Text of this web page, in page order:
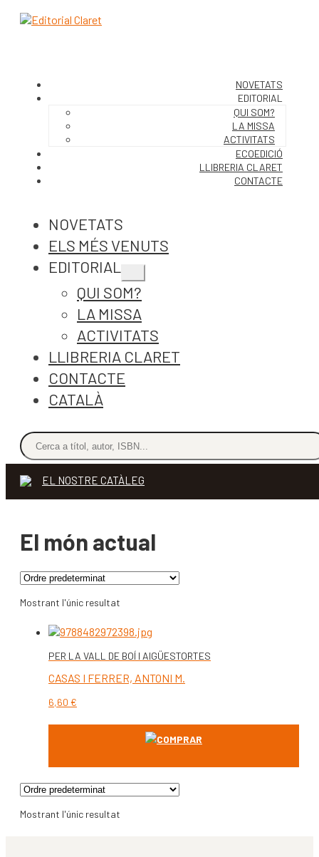
NOVETATS
EDITORIAL
QUI SOM?
LA MISSA
ACTIVITATS
ECOEDICIÓ
LLIBRERIA CLARET
CONTACTE
NOVETATS
ELS MÉS VENUTS
EDITORIAL
Expandeix
QUI SOM?
LA MISSA
ACTIVITATS
LLIBRERIA CLARET
CONTACTE
CATALÀ
EL NOSTRE CATÀLEG
El món actual
Mostrant l'únic resultat
PER LA VALL DE BOÍ I AIGÜESTORTES
CASAS I FERRER, ANTONI M.
6,60 €
COMPRAR
Mostrant l'únic resultat